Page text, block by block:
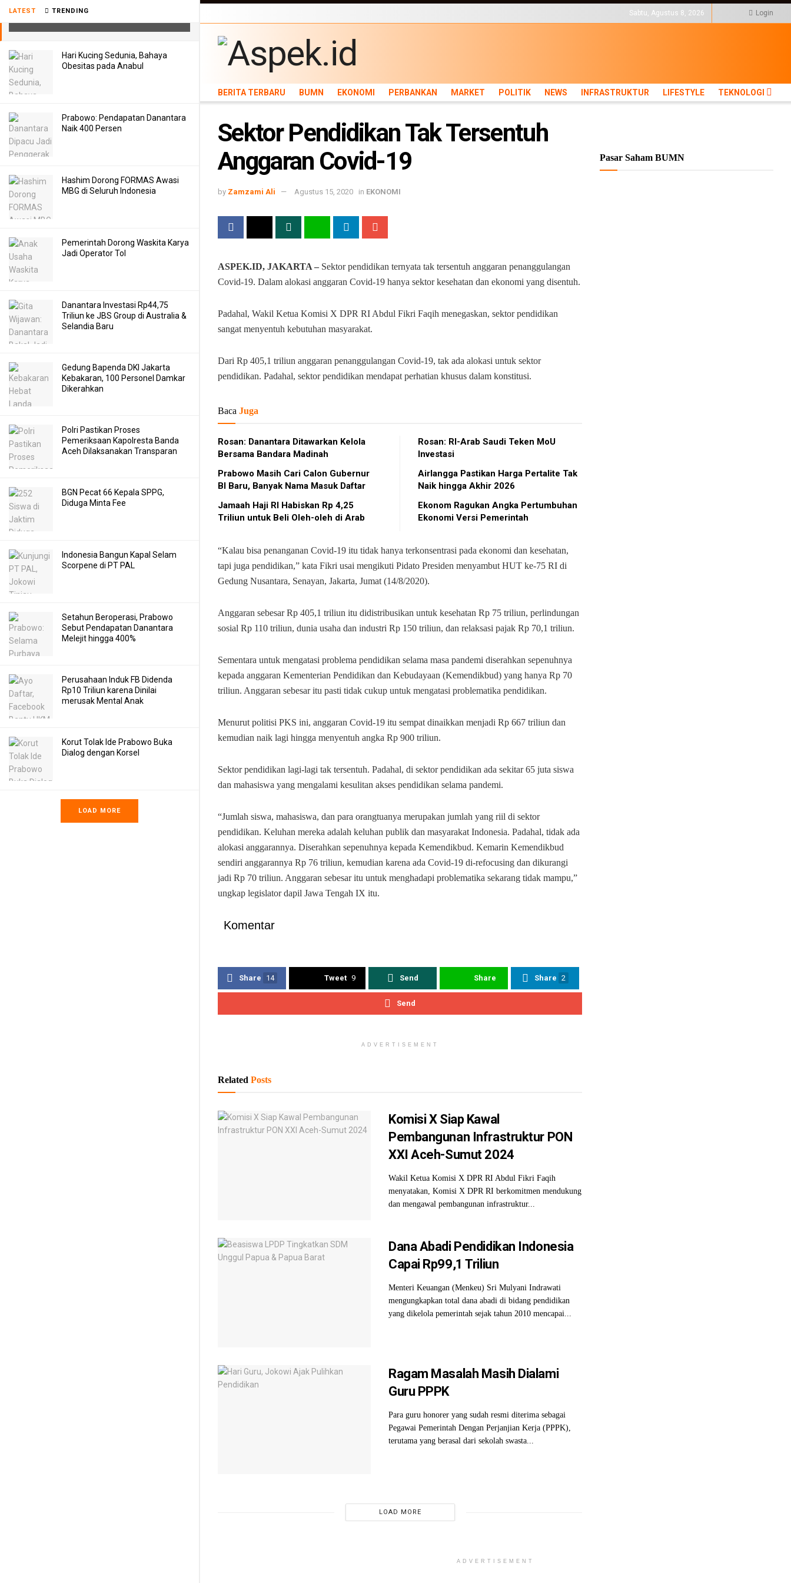
LATEST TRENDING
Anggaran Covid-19
Hari Kucing Sedunia, Bahaya
Obesitas pada Anabul
Prabowo: Pendapatan Danantara
Naik 400 Persen
Hashim Dorong FORMAS Awasi
MBG di Seluruh Indonesia
Pemerintah Dorong Waskita Karya
Jadi Operator Tol
Danantara Investasi Rp44,75
Triliun ke JBS Group di Australia &
Selandia Baru
Gedung Bapenda DKI Jakarta
Kebakaran, 100 Personel Damkar
Dikerahkan
Polri Pastikan Proses
Pemeriksaan Kapolresta Banda
Aceh Dilaksanakan Transparan
BGN Pecat 66 Kepala SPPG,
Diduga Minta Fee
Indonesia Bangun Kapal Selam
Scorpene di PT PAL
Setahun Beroperasi, Prabowo
Sebut Pendapatan Danantara
Melejit hingga 400%
Perusahaan Induk FB Didenda
Rp10 Triliun karena Dinilai
merusak Mental Anak
Korut Tolak Ide Prabowo Buka
Dialog dengan Korsel
LOAD MORE
Sabtu, Agustus 8, 2026 Login
BERITA TERBARU BUMN EKONOMI PERBANKAN MARKET POLITIK NEWS INFRASTRUKTUR LIFESTYLE TEKNOLOGI
Sektor Pendidikan Tak Tersentuh
Anggaran Covid-19
by Zamzami Ali Agustus 15, 2020 in EKONOMI
ASPEK.ID, JAKARTA – Sektor pendidikan ternyata tak tersentuh anggaran penanggulangan
Covid-19. Dalam alokasi anggaran Covid-19 hanya sektor kesehatan dan ekonomi yang disentuh.
Padahal, Wakil Ketua Komisi X DPR RI Abdul Fikri Faqih menegaskan, sektor pendidikan
sangat menyentuh kebutuhan masyarakat.
Dari Rp 405,1 triliun anggaran penanggulangan Covid-19, tak ada alokasi untuk sektor
pendidikan. Padahal, sektor pendidikan mendapat perhatian khusus dalam konstitusi.
Baca Juga
Rosan: Danantara Ditawarkan Kelola
Bersama Bandara Madinah
Prabowo Masih Cari Calon Gubernur
BI Baru, Banyak Nama Masuk Daftar
Jamaah Haji RI Habiskan Rp 4,25
Triliun untuk Beli Oleh-oleh di Arab
Rosan: RI-Arab Saudi Teken MoU
Investasi
Airlangga Pastikan Harga Pertalite Tak
Naik hingga Akhir 2026
Ekonom Ragukan Angka Pertumbuhan
Ekonomi Versi Pemerintah
“Kalau bisa penanganan Covid-19 itu tidak hanya terkonsentrasi pada ekonomi dan kesehatan,
tapi juga pendidikan,” kata Fikri usai mengikuti Pidato Presiden menyambut HUT ke-75 RI di
Gedung Nusantara, Senayan, Jakarta, Jumat (14/8/2020).
Anggaran sebesar Rp 405,1 triliun itu didistribusikan untuk kesehatan Rp 75 triliun, perlindungan
sosial Rp 110 triliun, dunia usaha dan industri Rp 150 triliun, dan relaksasi pajak Rp 70,1 triliun.
Sementara untuk mengatasi problema pendidikan selama masa pandemi diserahkan sepenuhnya
kepada anggaran Kementerian Pendidikan dan Kebudayaan (Kemendikbud) yang hanya Rp 70
triliun. Anggaran sebesar itu pasti tidak cukup untuk mengatasi problematika pendidikan.
Menurut politisi PKS ini, anggaran Covid-19 itu sempat dinaikkan menjadi Rp 667 triliun dan
kemudian naik lagi hingga menyentuh angka Rp 900 triliun.
Sektor pendidikan lagi-lagi tak tersentuh. Padahal, di sektor pendidikan ada sekitar 65 juta siswa
dan mahasiswa yang mengalami kesulitan akses pendidikan selama pandemi.
“Jumlah siswa, mahasiswa, dan para orangtuanya merupakan jumlah yang riil di sektor
pendidikan. Keluhan mereka adalah keluhan publik dan masyarakat Indonesia. Padahal, tidak ada
alokasi anggarannya. Diserahkan sepenuhnya kepada Kemendikbud. Kemarin Kemendikbud
sendiri anggarannya Rp 76 triliun, kemudian karena ada Covid-19 di-refocusing dan dikurangi
jadi Rp 70 triliun. Anggaran sebesar itu untuk menghadapi problematika sekarang tidak mampu,”
ungkap legislator dapil Jawa Tengah IX itu.
Komentar
Share 14 Tweet 9 Send Share Share 2
Send
ADVERTISEMENT
Related Posts
Komisi X Siap Kawal
Pembangunan Infrastruktur PON
XXI Aceh-Sumut 2024
Wakil Ketua Komisi X DPR RI Abdul Fikri Faqih
menyatakan, Komisi X DPR RI berkomitmen mendukung
dan mengawal pembangunan infrastruktur...
Dana Abadi Pendidikan Indonesia
Capai Rp99,1 Triliun
Menteri Keuangan (Menkeu) Sri Mulyani Indrawati
mengungkapkan total dana abadi di bidang pendidikan
yang dikelola pemerintah sejak tahun 2010 mencapai...
Ragam Masalah Masih Dialami
Guru PPPK
Para guru honorer yang sudah resmi diterima sebagai
Pegawai Pemerintah Dengan Perjanjian Kerja (PPPK),
terutama yang berasal dari sekolah swasta...
LOAD MORE
Pasar Saham BUMN
ADVERTISEMENT